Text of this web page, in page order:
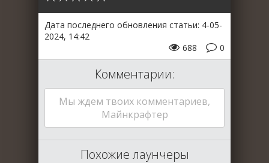
Дата последнего обновления статьи: 4-05-
2024, 14:42
0
688
Комментарии:
Мы ждем твоих комментариев,
Майнкрафтер
Похожие лаунчеры